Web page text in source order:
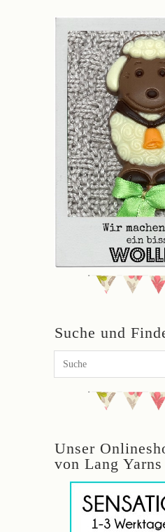
Suche und
Unser
von Lang